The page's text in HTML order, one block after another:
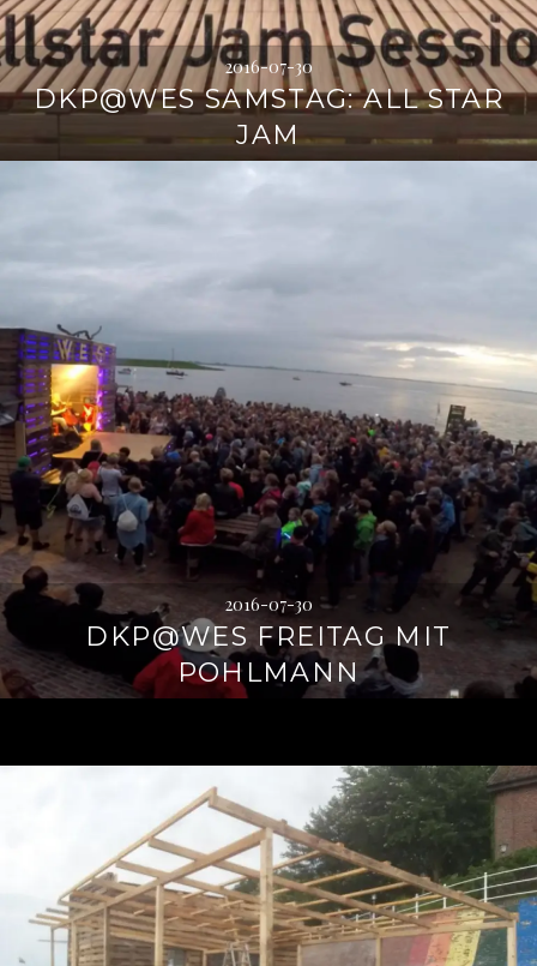
2016-07-30
DKP@WES SAMSTAG: ALL STAR
JAM
2016-07-30
DKP@WES FREITAG MIT
POHLMANN